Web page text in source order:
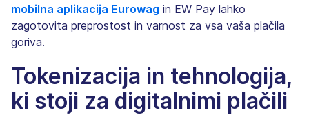
mobilna aplikacija Eurowag in EW Pay lahko
zagotovita preprostost in varnost za vsa vaša plačila
goriva.
Tokenizacija in tehnologija,
ki stoji za digitalnimi plačili